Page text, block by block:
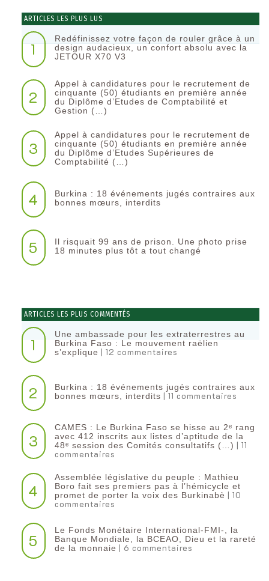
ARTICLES LES PLUS LUS
1
Redéfinissez votre façon de rouler grâce à un
design audacieux, un confort absolu avec la
JETOUR X70 V3
2
Appel à candidatures pour le recrutement de
cinquante (50) étudiants en première année
du Diplôme d’Etudes de Comptabilité et
Gestion (…)
3
Appel à candidatures pour le recrutement de
cinquante (50) étudiants en première année
du Diplôme d’Etudes Supérieures de
Comptabilité (…)
4
Burkina : 18 événements jugés contraires aux
bonnes mœurs, interdits
5
Il risquait 99 ans de prison. Une photo prise
18 minutes plus tôt a tout changé
ARTICLES LES PLUS COMMENTÉS
1
Une ambassade pour les extraterrestres au
Burkina Faso : Le mouvement raëlien
s’explique | 12 commentaires
2
Burkina : 18 événements jugés contraires aux
bonnes mœurs, interdits | 11 commentaires
3
CAMES : Le Burkina Faso se hisse au 2ᵉ rang
avec 412 inscrits aux listes d’aptitude de la
48ᵉ session des Comités consultatifs (…) | 11
commentaires
4
Assemblée législative du peuple : Mathieu
Boro fait ses premiers pas à l’hémicycle et
promet de porter la voix des Burkinabè | 10
commentaires
5
Le Fonds Monétaire International-FMI-, la
Banque Mondiale, la BCEAO, Dieu et la rareté
de la monnaie | 6 commentaires